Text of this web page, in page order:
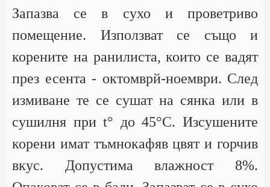
Запазва се в сухо и проветриво
помещение. Използват се също и
корените на ранилиста, които се вадят
през есента - октомврй-ноември. След
измиване те се сушат на сянка или в
сушилня при t° до 45°С. Изсушените
корени имат тъмнокафяв цвят и горчив
вкус. Допустима влажност 8%.